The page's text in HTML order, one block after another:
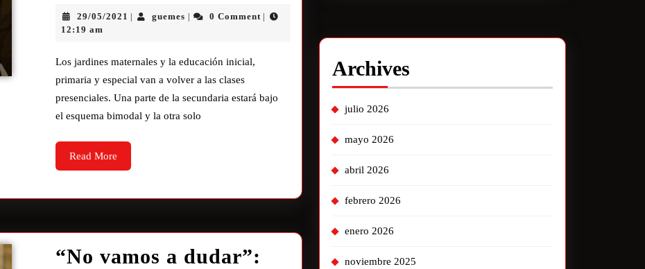
29/05/2021 guemes 0 Comment
12:19 am
Los jardines maternales y la educación inicial,
primaria y especial van a volver a las clases
presenciales. Una parte de la secundaria estará bajo
el esquema bimodal y la otra solo
Read More
“No vamos a dudar”:
Archives
julio 2026
mayo 2026
abril 2026
febrero 2026
enero 2026
noviembre 2025